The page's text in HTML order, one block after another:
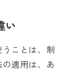
い
ことは、制
適用は、あ